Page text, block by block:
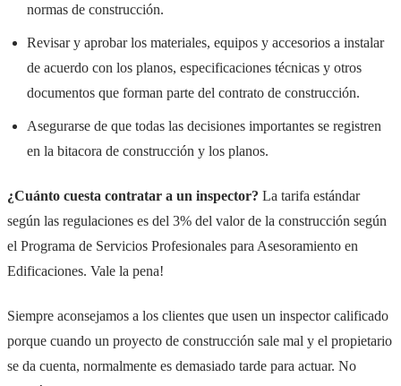
normas de construcción.
Revisar y aprobar los materiales, equipos y accesorios a instalar
de acuerdo con los planos, especificaciones técnicas y otros
documentos que forman parte del contrato de construcción.
Asegurarse de que todas las decisiones importantes se registren
en la bitacora de construcción y los planos.
¿Cuánto cuesta contratar a un inspector? La tarifa estándar
según las regulaciones es del 3% del valor de la construcción según
el Programa de Servicios Profesionales para Asesoramiento en
Edificaciones. Vale la pena!
Siempre aconsejamos a los clientes que usen un inspector calificado
porque cuando un proyecto de construcción sale mal y el propietario
se da cuenta, normalmente es demasiado tarde para actuar. No